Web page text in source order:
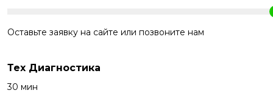
Оставьте заявку на сайте или позвоните нам
Тех Диагностика
30 мин